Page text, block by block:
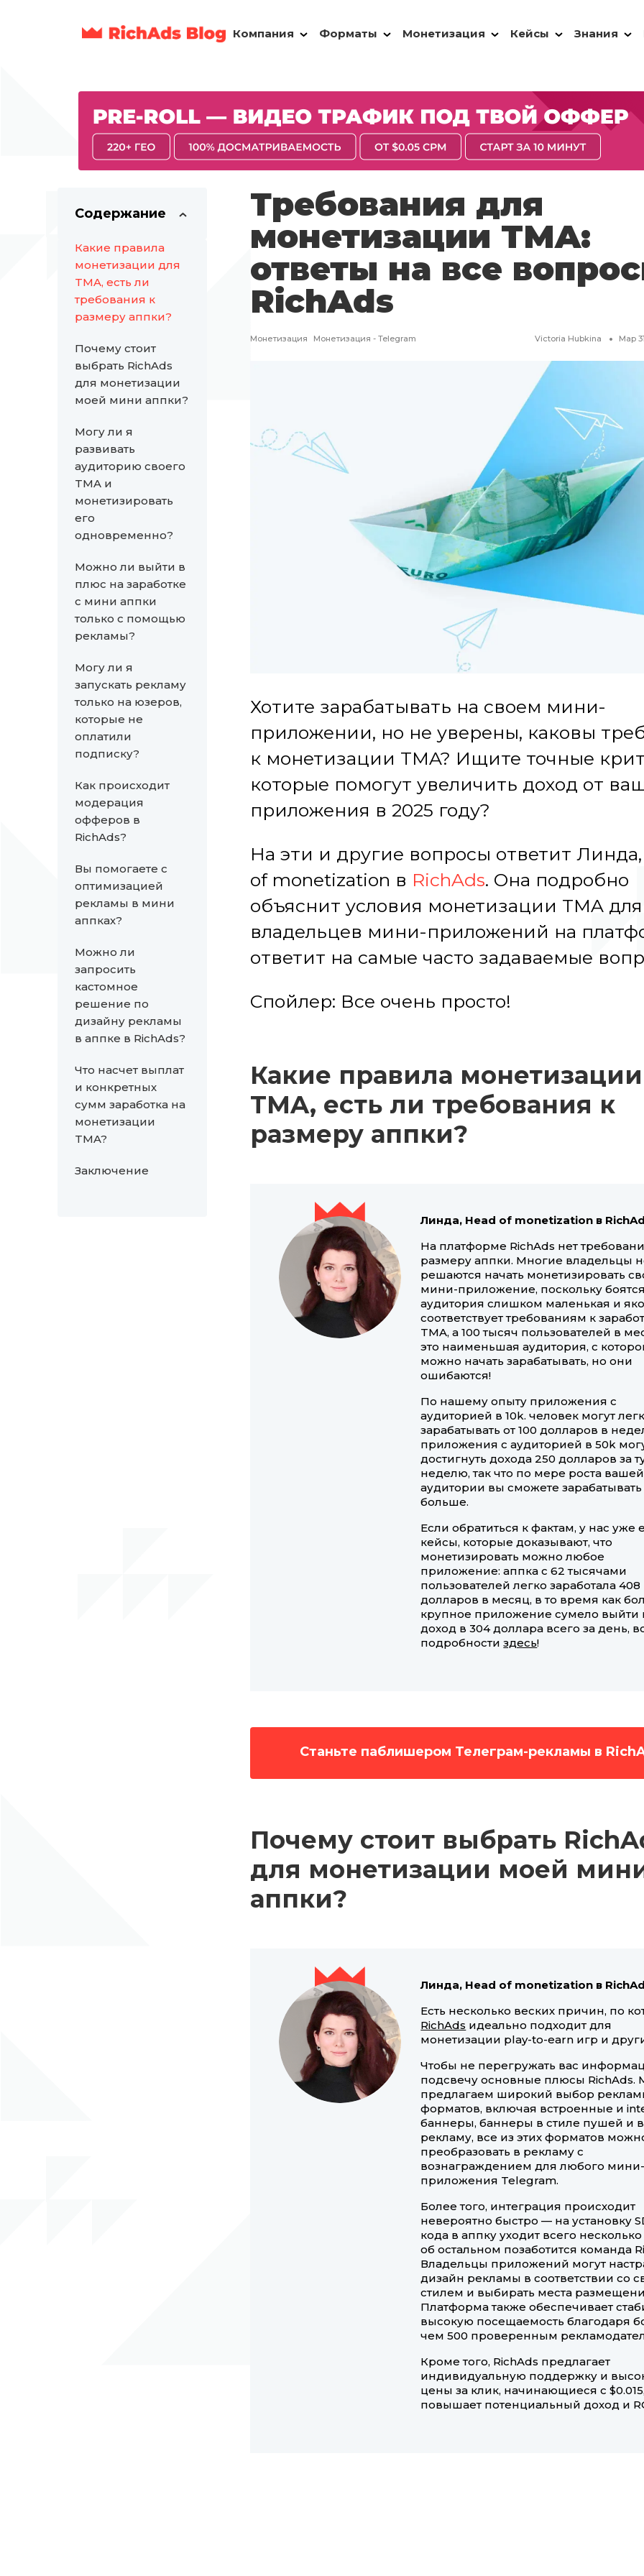
Компания Форматы Монетизация Кейсы Знания
Содержание
Какие правила
монетизации для
TMA, есть ли
требования к
размеру аппки?
Почему стоит
выбрать RichAds
для монетизации
моей мини аппки?
Могу ли я
развивать
аудиторию своего
TMA и
монетизировать
его
одновременно?
Можно ли выйти в
плюс на заработке
с мини аппки
только с помощью
рекламы?
Могу ли я
запускать рекламу
только на юзеров,
которые не
оплатили
подписку?
Как происходит
модерация
офферов в
RichAds?
Вы помогаете с
оптимизацией
рекламы в мини
аппках?
Можно ли
запросить
кастомное
решение по
дизайну рекламы
в аппке в RichAds?
Что насчет выплат
и конкретных
сумм заработка на
монетизации
TMA?
Заключение
Требования для
монетизации TMA:
ответы на все
RichAds
Монетизация Монетизация - Telegram Victoria Hubkina Мар
Хотите зарабатывать на своем мини-
приложении, но не уверены, каковы
к монетизации TMA? Ищите точные
которые помогут увеличить доход от
приложения в 2025 году?
На эти и другие вопросы ответит
of monetization в RichAds. Она подробно
объяснит условия монетизации TMA для
владельцев мини-приложений на
ответит на самые часто задаваемые
Спойлер: Все очень просто!
Какие правила
TMA, есть ли требования к
размеру аппки?
Линда, Head of monetization в
На платформе RichAds нет
размеру аппки. Многие владельцы
решаются начать монетизировать
мини-приложение, поскольку
аудитория слишком маленькая и
соответствует требованиям к
TMA, а 100 тысяч пользователей в
это наименьшая аудитория, с
можно начать зарабатывать, но они
ошибаются!
По нашему опыту приложения с
аудиторией в 10k. человек могут
зарабатывать от 100 долларов в
приложения с аудиторией в 50k
достигнуть дохода 250 долларов за
неделю, так что по мере роста вашей
аудитории вы сможете
больше.
Если обратиться к фактам, у нас уже
кейсы, которые доказывают, что
монетизировать можно любое
приложение: аппка с 62 тысячами
пользователей легко заработала 408
долларов в месяц, в то время как
крупное приложение сумело выйти
доход в 304 доллара всего за день,
подробностиздесь!
Станьте паблишером Телеграм-рекламы в
Почему стоит выбрать
для монетизации моей
аппки?
Линда, Head of monetization в
Есть несколько веских причин, по
RichAds идеально подходит для
монетизации play-to-earn игр и
Чтобы не перегружать вас
подсвечу основные плюсы RichAds.
предлагаем широкий выбор
форматов, включая встроенные и
баннеры, баннеры в стиле пушей и
рекламу, все из этих форматов
преобразовать в рекламу с
вознаграждением для любого мини-
приложения Telegram.
Более того, интеграция происходит
невероятно быстро — на установку
кода в аппку уходит всего
об остальном позаботится команда
Владельцы приложений могут
дизайн рекламы в соответствии со
стилем и выбирать места
Платформа также обеспечивает
высокую посещаемость благодаря
чем 500 проверенным
Кроме того, RichAds предлагает
индивидуальную поддержку и
цены за клик, начинающиеся с
повышает потенциальный доход и